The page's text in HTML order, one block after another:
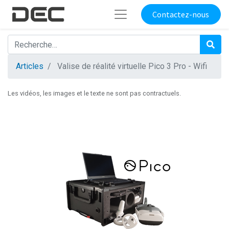
Contactez-nous
Articles Valise de réalité virtuelle Pico 3 Pro - Wifi
Les vidéos, les images et le texte ne sont pas contractuels.